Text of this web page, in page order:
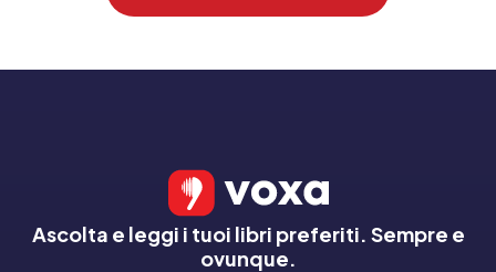
Ascolta e leggi i tuoi libri preferiti. Sempre e
ovunque.